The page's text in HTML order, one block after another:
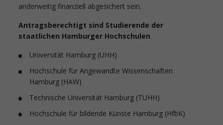
anderweitig finanziell abgesichert sein.
Antragsberechtigt sind Studierende der
staatlichen Hamburger Hochschulen
Universität Hamburg (UHH)
Hochschule für Angewandte Wissenschaften
Hamburg (HAW)
Technische Universität Hamburg (TUHH)
Hochschule für bildende Künste Hamburg (HfbK)